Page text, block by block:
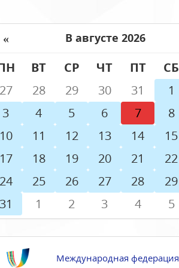
« В августе 2026
ВТ СР ЧТ ПТ СБ
28 29 30 31 1
3
4 5 6 7 8
11 12 13 14 15
18 19 20 21 22
25 26 27 28 29
1 2 3 4 5
Международная федерация